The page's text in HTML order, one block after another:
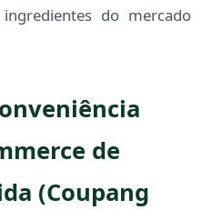
do mercado
de
(Coupang